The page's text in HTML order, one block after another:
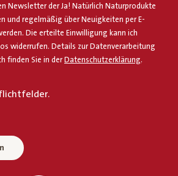
Newsletter der Ja! Natürlich Naturprodukte
und regelmäßig über Neuigkeiten per E-
Die erteilte Einwilligung kann ich
widerrufen. Details zur Datenverarbeitung
finden Sie in derDatenschutzerklärung.